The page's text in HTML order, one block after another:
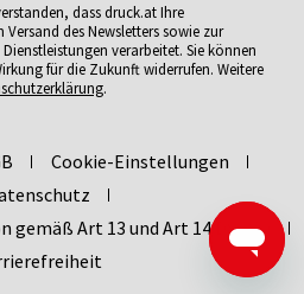
dass druck.at Ihre
des Newsletters sowie zur
verarbeitet. Sie können
für die Zukunft widerrufen. Weitere
.
Cookie-Einstellungen
Art 13 und Art 14 DSGVO